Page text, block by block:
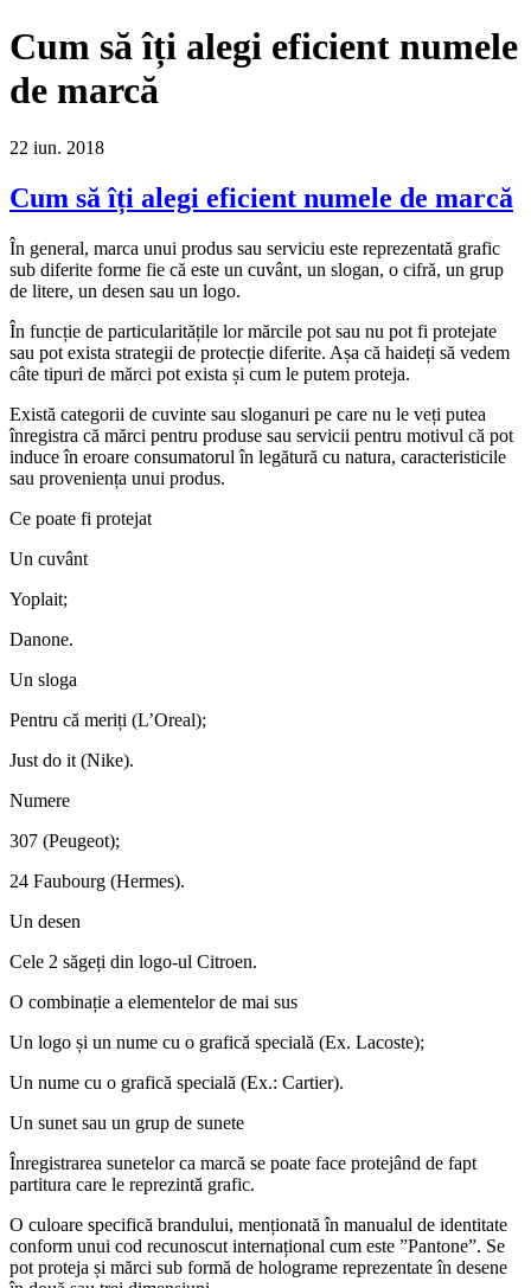
Cum să îți alegi eficient numele
de marcă
22 iun. 2018
Cum să îți alegi eficient numele de marcă
În general, marca unui produs sau serviciu este reprezentată grafic
sub diferite forme fie că este un cuvânt, un slogan, o cifră, un grup
de litere, un desen sau un logo.
În funcție de particularitățile lor mărcile pot sau nu pot fi protejate
sau pot exista strategii de protecție diferite. Așa că haideți să vedem
câte tipuri de mărci pot exista și cum le putem proteja.
Există categorii de cuvinte sau sloganuri pe care nu le veți putea
înregistra că mărci pentru produse sau servicii pentru motivul că pot
induce în eroare consumatorul în legătură cu natura, caracteristicile
sau proveniența unui produs.
Ce poate fi protejat
Un cuvânt
Yoplait;
Danone.
Un sloga
Pentru că meriți (L’Oreal);
Just do it (Nike).
Numere
307 (Peugeot);
24 Faubourg (Hermes).
Un desen
Cele 2 săgeți din logo-ul Citroen.
O combinație a elementelor de mai sus
Un logo și un nume cu o grafică specială (Ex. Lacoste);
Un nume cu o grafică specială (Ex.: Cartier).
Un sunet sau un grup de sunete
Înregistrarea sunetelor ca marcă se poate face protejând de fapt
partitura care le reprezintă grafic.
O culoare specifică brandului, menționată în manualul de identitate
conform unui cod recunoscut internațional cum este ”Pantone”. Se
pot proteja și mărci sub formă de holograme reprezentate în desene